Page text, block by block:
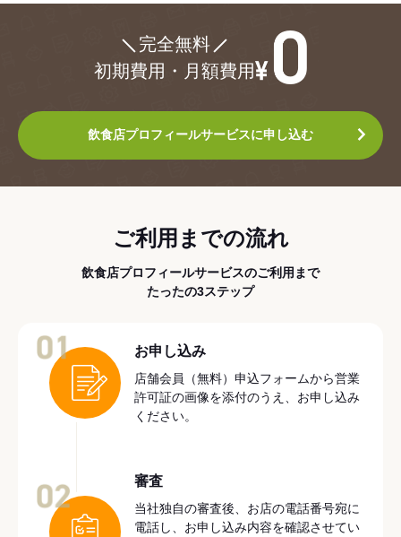
完全無料
初期費用・月額費用
飲食店プロフィールサービスに申し込む
ご利用までの流れ
飲食店プロフィールサービスのご利用まで
たったの3ステップ
お申し込み
店舗会員（無料）申込フォームから営業
許可証の画像を添付のうえ、お申し込み
ください。
審査
当社独自の審査後、お店の電話番号宛に
電話し、お申し込み内容を確認させてい